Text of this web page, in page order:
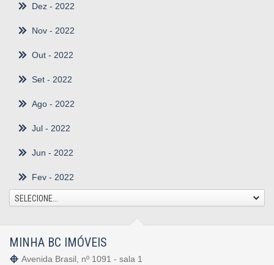
Dez - 2022
Nov - 2022
Out - 2022
Set - 2022
Ago - 2022
Jul - 2022
Jun - 2022
Fev - 2022
SELECIONE...
MINHA BC IMÓVEIS
Avenida Brasil, nº 1091 - sala 1